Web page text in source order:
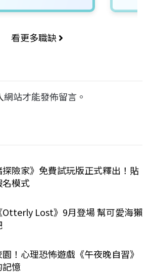
看更多職缺
網站才能發佈留言。
險家》免費試玩版正式釋出！貼
模式
Otterly Lost》9月登場 幫可愛海獺
！心理恐怖遊戲《午夜晚自習》
憶